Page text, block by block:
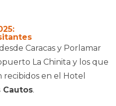
Caracas y Porlamar
La Chinita y los que
en el Hotel
Cautos.